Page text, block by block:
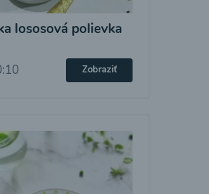
lososová polievka
Zobraziť